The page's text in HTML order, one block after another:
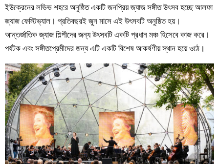
ইউক্রেনের লভিভ শহরে অনুষ্ঠিত একটি জনপ্রিয় জ্যাজ সঙ্গীত উৎসব হচ্ছে আলফা
জ্যাজ ফেস্টিভ্যাল। প্রতিবছরই জুন মাসে এই উৎসবটি অনুষ্ঠিত হয়।
আন্তর্জাতিক জ্যাজ শিল্পীদের জন্য উৎসবটি একটি প্রধান মঞ্চ হিসেবে কাজ করে।
পর্যটক এবং সঙ্গীতপ্রেমীদের জন্য এটি একটি বিশেষ আকর্ষণীয় স্থান হয়ে ওঠে।